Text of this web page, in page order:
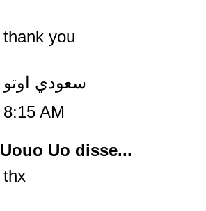
thank you
سعودي اوتو
8:15 AM
Uouo Uo disse...
thx